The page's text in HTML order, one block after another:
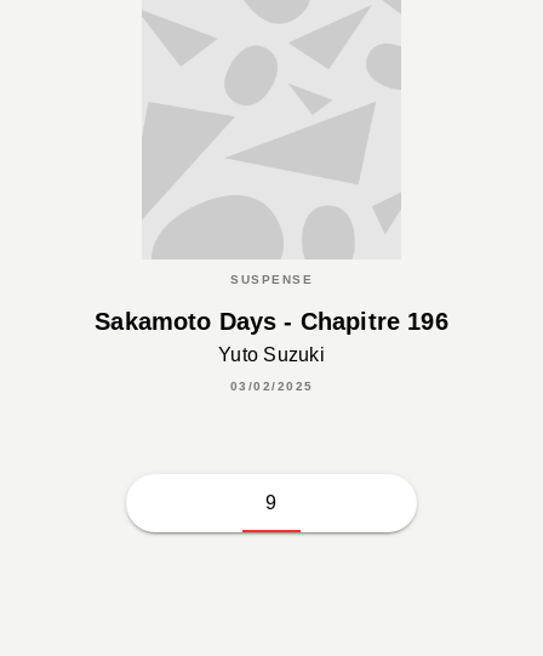
SUSPENSE
Sakamoto Days - Chapitre 196
Yuto Suzuki
03/02/2025
9